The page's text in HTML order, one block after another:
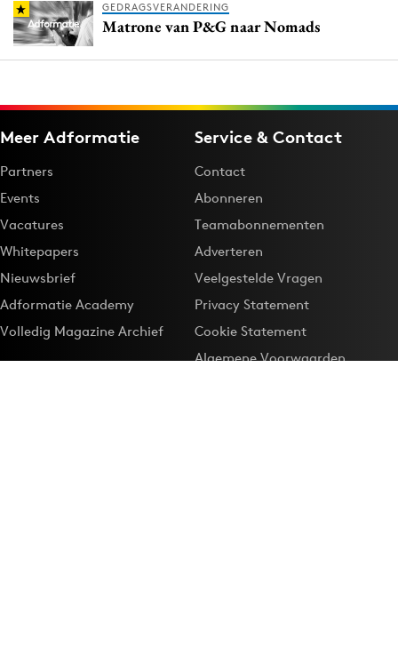
GEDRAGSVERANDERING
Matrone van P&G naar Nomads
Meer Adformatie
Partners
Events
Vacatures
Whitepapers
Nieuwsbrief
Adformatie Academy
Volledig Magazine Archief
Service & Contact
Contact
Abonneren
Teamabonnementen
Adverteren
Veelgestelde Vragen
Privacy Statement
Cookie Statement
Algemene Voorwaarden